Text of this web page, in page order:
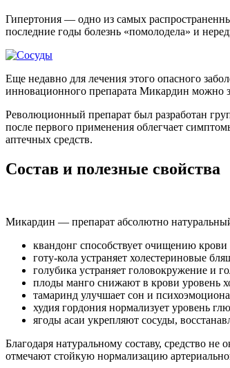
Гипертония — одно из самых
последние годы болезнь «помолодела» и
Еще недавно для лечения этого опасного
инновационного препарата Микардин можно
Революционный препарат был разработан
после первого применения облегчает
аптечных средств.
Состав и полезные свойства
Микардин — препарат абсолютно
квандонг способствует очищению
готу-кола устраняет холестериновые
голубика устраняет головокружение и
плоды манго снижают в крови уровень
тамаринд улучшает сон и
худия гордония нормализует уровень
ягоды асаи укрепляют сосуды,
Благодаря натуральному составу, средство
отмечают стойкую нормализацию